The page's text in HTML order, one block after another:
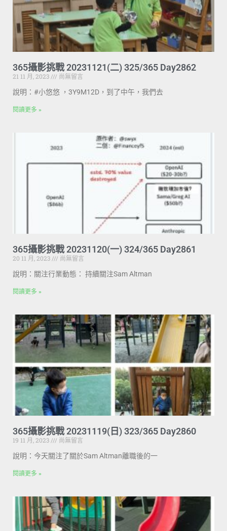
365攝影挑戰 20231121(二) 325/365 Day2862
21 11 月, 2023
尚無留言
說明：#小悠悠 ，3Y9M12D，到了中午，我們去
閱讀更多 »
365攝影挑戰 20231120(一) 324/365 Day2861
20 11 月, 2023
尚無留言
說明：關注行業動態： 持續關注Sam Altman
閱讀更多 »
365攝影挑戰 20231119(日) 323/365 Day2860
19 11 月, 2023
尚無留言
說明：今天關注了關於Sam Altman離職後的一
閱讀更多 »